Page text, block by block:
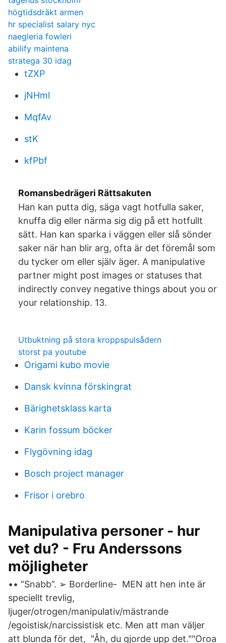
högtidsdräkt armen
hr specialist salary nyc
naegleria fowleri
abilify maintena
stratega 30 idag
tZXP
jNHml
MqfAv
stK
kfPbf
Romansbedrägeri Rättsakuten
Han kan putta dig, säga vagt hotfulla saker,
knuffa dig eller närma sig dig på ett hotfullt
sätt. Han kan sparka i väggen eller slå sönder
saker när han blir arg, ofta är det föremål som
du tycker om eller själv äger. A manipulative
partner might post images or statuses that
indirectly convey negative things about you or
your relationship. 13.
Utbuktning på stora kroppspulsådern
storst pa youtube
Origami kubo movie
Dansk kvinna förskingrat
Bärighetsklass karta
Karin fossum böcker
Flygövning idag
Bosch project manager
Frisor i orebro
Manipulativa personer - hur
vet du? - Fru Anderssons
möjligheter
•• “Snabb”. ➢ Borderline- MEN att hen inte är
speciellt trevlig,
ljuger/otrogen/manipulativ/mästrande
/egoistisk/narcissistisk etc. Men att man väljer
att blunda för det, "Åh, du gjorde upp det.""Oroa